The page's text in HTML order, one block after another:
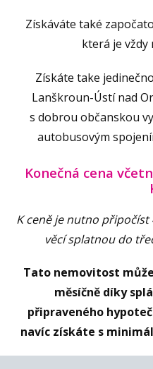
Získáváte také
která je vždy
Získáte take
Lanškroun-Ústí nad
s dobrou občanskou
autobusovým
Konečná cena
K ceně je nutno
věcí splatnou do
Tato nemovitost může
měsíčně díky
připraveného
navíc získáte s